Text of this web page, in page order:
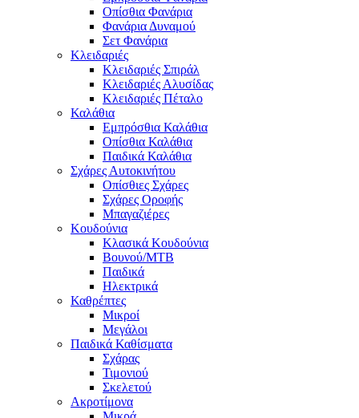
Οπίσθια Φανάρια
Φανάρια Δυναμού
Σετ Φανάρια
Κλειδαριές
Κλειδαριές Σπιράλ
Κλειδαριές Αλυσίδας
Κλειδαριές Πέταλο
Καλάθια
Εμπρόσθια Καλάθια
Οπίσθια Καλάθια
Παιδικά Καλάθια
Σχάρες Αυτοκινήτου
Οπίσθιες Σχάρες
Σχάρες Οροφής
Μπαγαζιέρες
Κουδούνια
Κλασικά Κουδούνια
Βουνού/MTB
Παιδικά
Ηλεκτρικά
Καθρέπτες
Μικροί
Μεγάλοι
Παιδικά Καθίσματα
Σχάρας
Τιμονιού
Σκελετού
Ακροτίμονα